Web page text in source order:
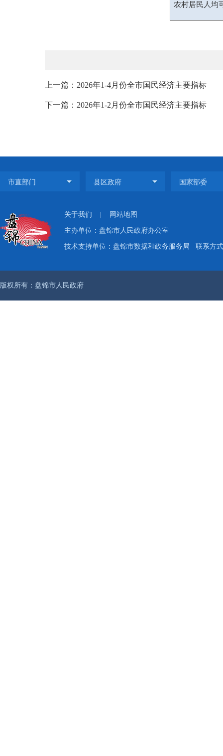
农村居民人均
上一篇：2026年1-4月份全市国民经济主要指标
下一篇：2026年1-2月份全市国民经济主要指标
关于我们 网站地图
主办单位：盘锦市人民政府办公室
技术支持单位：盘锦市数据和政务服务局 联系方
版权所有：盘锦市人民政府